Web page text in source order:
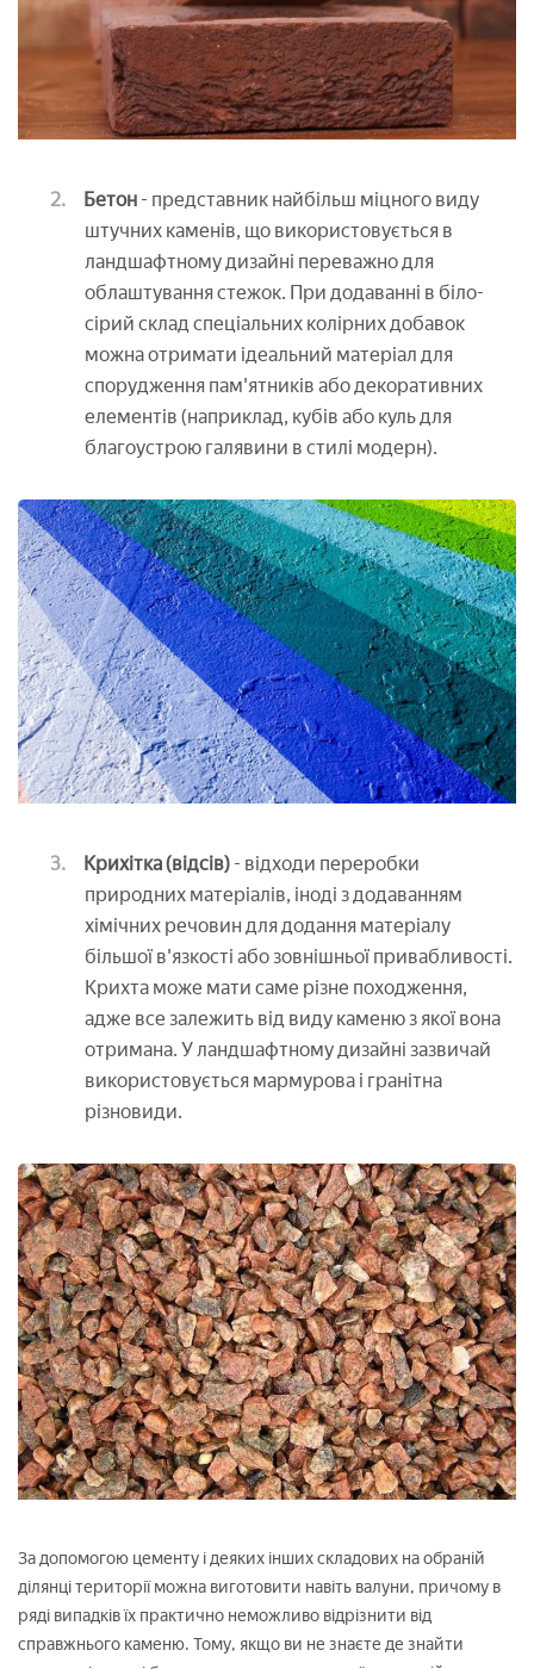
Бетон - представник найбільш міцного виду
штучних каменів, що використовується в
ландшафтному дизайні переважно для
облаштування стежок. При додаванні в біло-
сірий склад спеціальних колірних добавок
можна отримати ідеальний матеріал для
спорудження пам'ятників або декоративних
елементів (наприклад, кубів або куль для
благоустрою галявини в стилі модерн).
Крихітка (відсів) - відходи переробки
природних матеріалів, іноді з додаванням
хімічних речовин для додання матеріалу
більшої в'язкості або зовнішньої привабливості.
Крихта може мати саме різне походження,
адже все залежить від виду каменю з якої вона
отримана. У ландшафтному дизайні зазвичай
використовується мармурова і гранітна
різновиди.
За допомогою цементу і деяких інших складових на обраній
ділянці території можна виготовити навіть валуни, причому в
ряді випадків їх практично неможливо відрізнити від
справжнього каменю. Тому, якщо ви не знаєте де знайти